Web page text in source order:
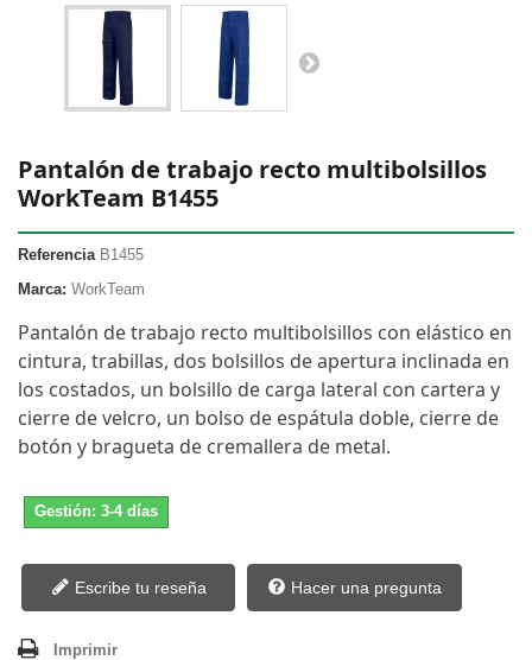
Pantalón de trabajo recto multibolsillos
WorkTeam B1455
Referencia B1455
Marca: WorkTeam
Pantalón de trabajo recto multibolsillos con elástico en
cintura, trabillas, dos bolsillos de apertura inclinada en
los costados, un bolsillo de carga lateral con cartera y
cierre de velcro, un bolso de espátula doble, cierre de
botón y bragueta de cremallera de metal.
Gestión: 3-4 días
Escribe tu reseña Hacer una pregunta
Imprimir